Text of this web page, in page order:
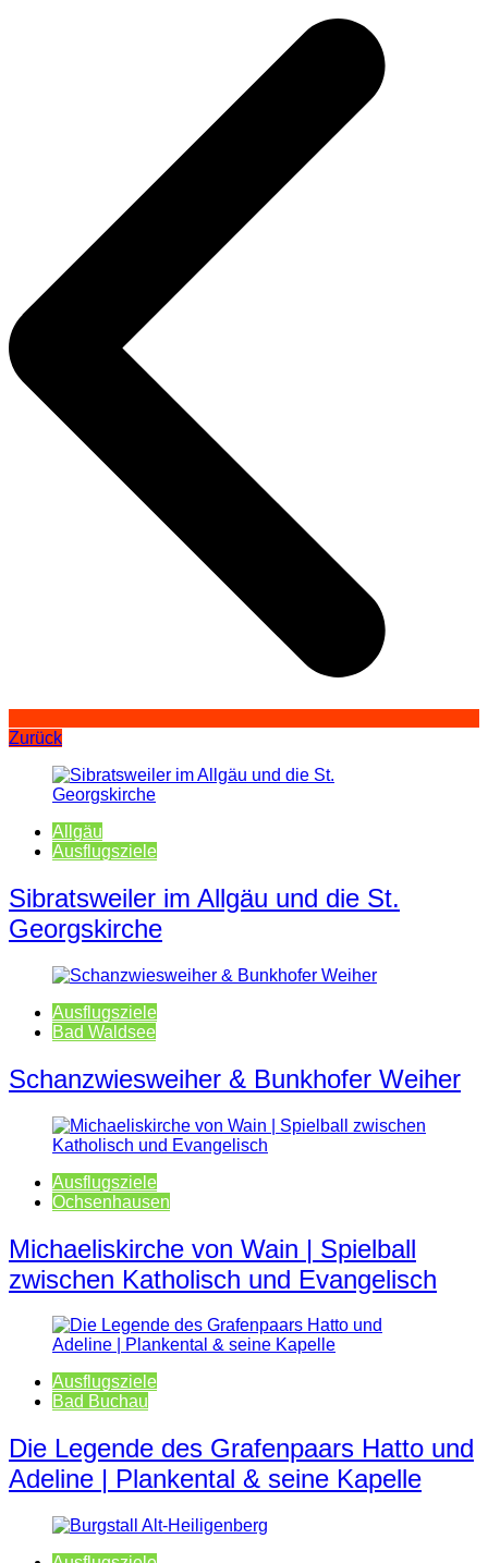
Zurück
Allgäu
Ausflugsziele
Sibratsweiler im Allgäu und die St.
Georgskirche
Ausflugsziele
Bad Waldsee
Schanzwiesweiher & Bunkhofer Weiher
Ausflugsziele
Ochsenhausen
Michaeliskirche von Wain | Spielball
zwischen Katholisch und Evangelisch
Ausflugsziele
Bad Buchau
Die Legende des Grafenpaars Hatto und
Adeline | Plankental & seine Kapelle